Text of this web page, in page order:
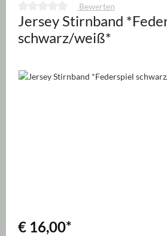
Durchschnittliche Bewertung von 0 von
Bewerten
Jersey Stirnband
schwarz/weiß*
Bildergalerie überspringen
€ 16,00*